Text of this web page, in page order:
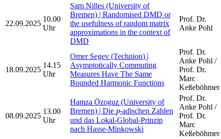
22.09.2025
10.00
Uhr
Sam Nilles (University of
Bremen) | Randomised DMD or
the usefulness of random matrix
approximations in the context of
DMD
Prof. Dr.
Anke Pohl
18.09.2025
14.15
Uhr
Omer Segev (Technion) |
Asymptotically Commuting
Measures Have The Same
Bounded Harmonic Functions
Prof. Dr.
Anke Pohl /
Prof. Dr.
Marc
Keßeböhmer
08.09.2025
13.00
Uhr
Hamza Özoguz (University of
Bremen) | Die p
p-adischen Zahlen
und das Lokal-Global-Prinzip
nach Hasse-Minkowski
Prof. Dr.
Anke Pohl /
Prof. Dr.
Marc
Keßeböhmer